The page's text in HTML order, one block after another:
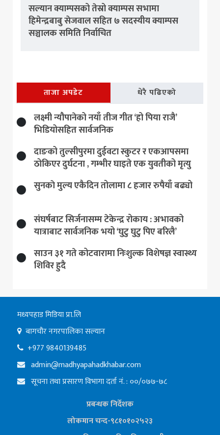
सल्यान क्याम्पसको तेस्रो क्याम्पस सभामा
हिमेन्द्रबाबु सेजवाल सहित ७ सदस्यीय क्याम्पस
सञ्चालक समिति निर्वाचित
ताजा अपडेट धेरै पढिएको
लक्ष्मी न्यौपानेको नयाँ तीज गीत ‘हो पिया राजै’
भिडियोसहित सार्वजनिक
दाङको तुल्सीपुरमा दुईवटा स्कुटर र एकआपसमा
ठोकिएर दुर्घटना , गम्भीर घाइते एक युवतीको मृत्यु
सुनकाे मुल्य एकैदिन तोलामा ८ हजार रुपैयाँ बढ्यो
संघर्षबाट सिर्जनासम्म टेकेन्द्र रोकाय : अभावको
यात्राबाट सार्वजनिक भयो ‘घुटु घुटु पिए बरिलै’
साउन ३१ गते कोटवारामा निःशुल्क विशेषज्ञ स्वास्थ्य
शिविर हुदै
मध्यपहाड मिडिया प्रा.लि
बागचौर नगरपालिका सल्यान
+977 9840139485
admin@madhyapahadkhabar.com
सूचना तथा प्रसारण विभागा दर्ता नं. : ००/०७७-७८
प्रबन्धक निर्देशक
लोकमान चन्द-९८१०१०२५२३